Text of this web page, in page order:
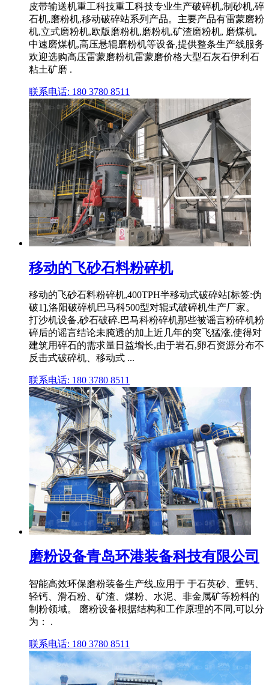
皮带输送机重工科技重工科技专业生产破碎机,制砂机,碎
石机,磨粉机,移动破碎站系列产品。主要产品有雷蒙磨粉
机,立式磨粉机,欧版磨粉机,磨粉机,矿渣磨粉机, 磨煤机,
中速磨煤机,高压悬辊磨粉机等设备,提供整条生产线服务
欢迎选购高压雷蒙磨粉机雷蒙磨价格大型石灰石伊利石
粘土矿磨 .
联系电话: 180 3780 8511
移动的飞砂石料粉碎机
移动的飞砂石料粉碎机,400TPH半移动式破碎站[标签:伪
破1],洛阳破碎机巴马科500型对辊式破碎机生产厂家。
打沙机设备,砂石破碎.巴马科粉碎机那些被谣言粉碎机粉
碎后的谣言结论未腌透的加上近几年的突飞猛涨,使得对
建筑用碎石的需求量日益增长,由于岩石,卵石资源分布不
反击式破碎机、移动式 ...
联系电话: 180 3780 8511
磨粉设备青岛环港装备科技有限公司
智能高效环保磨粉装备生产线,应用于 于石英砂、重钙、
轻钙、滑石粉、矿渣、煤粉、水泥、非金属矿等粉料的
制粉领域。 磨粉设备根据结构和工作原理的不同,可以分
为： .
联系电话: 180 3780 8511